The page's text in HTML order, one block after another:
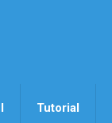
Tutorial